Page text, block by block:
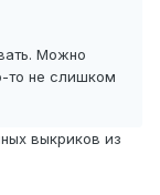
Можно
то не слишком
выкриков из